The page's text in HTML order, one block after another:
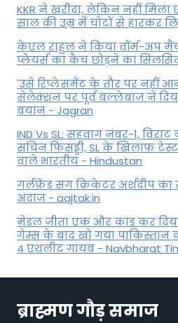
KKR ने खरीदा, लेकिन नहीं मिला
साल की उम्र में चोटों से हारकर
केएल राहुल ने किया वॉर्म-अप
प्लेयर्स का कैच छोड़ने का
'उसे रिप्लेसमेंट के तौर पर नहीं
सेलेक्शन पर पूर्व बल्लेबाज ने
बयान - Jagran
IND Vs SL: सहवाग नंबर-1,
सचिन फिसड्डी, SL के खिलाफ
वाले भारतीय - Hindustan
गर्लफ्रेंड संग क्रिकेटर अर्शदीप
अंदाज - aajtak.in
मेडल जीता एक और कांड कर
गेम्स के बाद खो गया पाकिस्तान
4 एथलीट गायब - Navbharat
ब्राह्मण गौड़ समाज